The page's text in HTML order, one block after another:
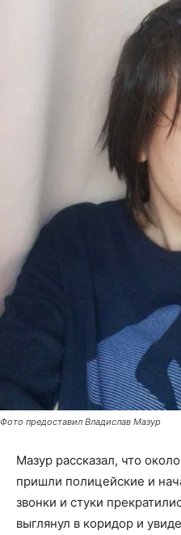
Фото предоставил Владислав Мазур
Мазур рассказал, что
пришли полицейские и
звонки и стуки
выглянул в коридор и